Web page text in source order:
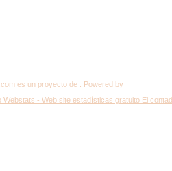
es un proyecto de . Powered by